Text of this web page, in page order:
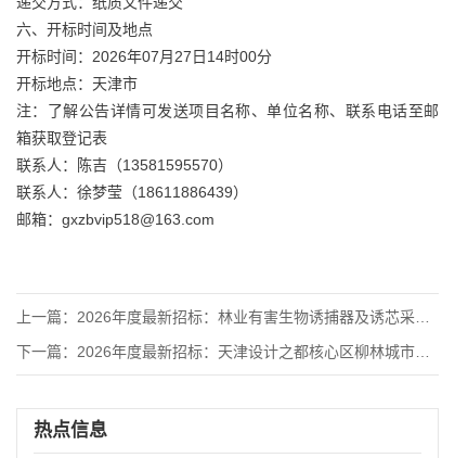
六、开标时间及地点
开标时间：2026年07月27日14时00分
开标地点：天津市
注：了解公告详情可发送项目名称、单位名称、联系电话至邮
箱获取登记表
联系人：陈吉（13581595570）
联系人：徐梦莹（18611886439）
邮箱：gxzbvip518@163.com
上一篇： 2026年度最新招标：林业有害生物诱捕器及诱芯采购项目招标公
下一篇： 2026年度最新招标：天津设计之都核心区柳林城市更新二期项目
热点信息